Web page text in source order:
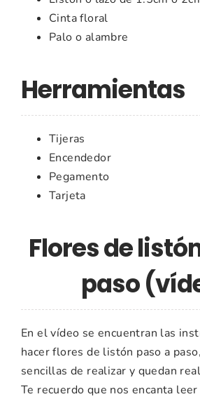
Cinta floral
Palo o alambre
Herramientas
Tijeras
Encendedor
Pegamento
Tarjeta
Flores de
paso
En el vídeo se encuentran las
hacer flores de listón paso a
sencillas de realizar y quedan
Te recuerdo que nos encanta